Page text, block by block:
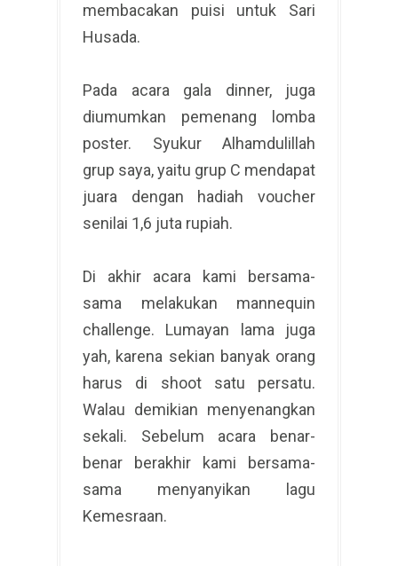
membacakan puisi untuk Sari
Husada.
Pada acara gala dinner, juga
diumumkan pemenang lomba
poster. Syukur Alhamdulillah
grup saya, yaitu grup C mendapat
juara dengan hadiah voucher
senilai 1,6 juta rupiah.
Di akhir acara kami bersama-
sama melakukan mannequin
challenge. Lumayan lama juga
yah, karena sekian banyak orang
harus di shoot satu persatu.
Walau demikian menyenangkan
sekali. Sebelum acara benar-
benar berakhir kami bersama-
sama menyanyikan lagu
Kemesraan.